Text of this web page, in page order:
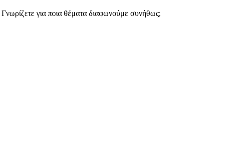
για ποια θέματα διαφωνούμε συνήθως;